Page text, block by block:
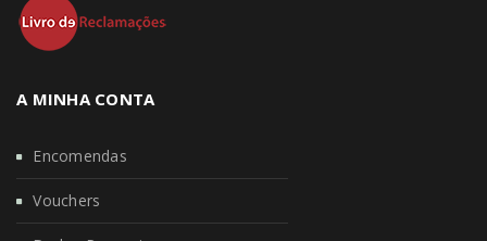
A MINHA CONTA
Encomendas
Vouchers